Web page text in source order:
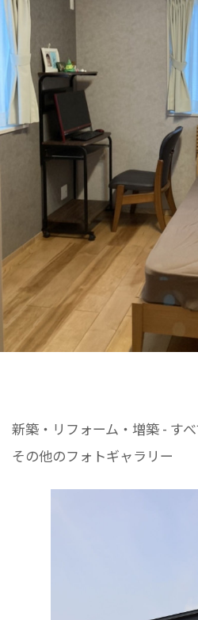
新築・リフォーム・増築 - す
その他のフォトギャラリー